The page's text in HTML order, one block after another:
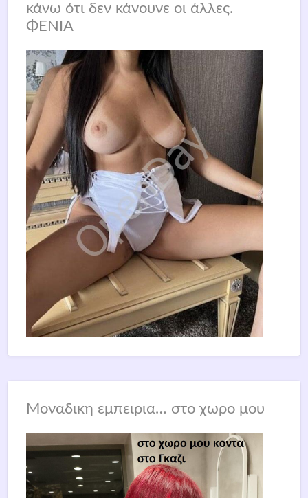
κάνω ότι δεν κάνουνε οι άλλες.
ΦΕΝΙΑ
Μοναδικη εμπειρια… στο χωρο μου